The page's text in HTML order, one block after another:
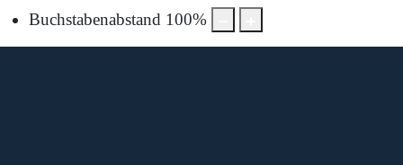
Buchstabenabstand 100%